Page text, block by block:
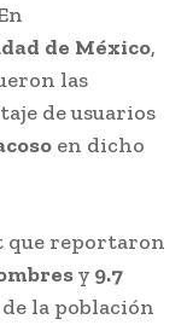
de México,
las
de usuarios
en dicho
que reportaron
y 9.7
la población